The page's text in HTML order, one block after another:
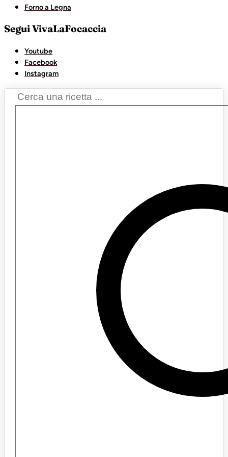
Forno a Legna
Segui VivaLaFocaccia
Youtube
Facebook
Instagram
Search
...